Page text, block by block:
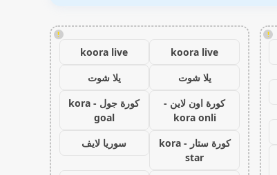
!
!
koora live
koora live
يلا شوت
يلا شوت
كورة اون لاين -
kora onli
كورة جول - kora
goal
كورة ستار - kora
star
سوريا لايف